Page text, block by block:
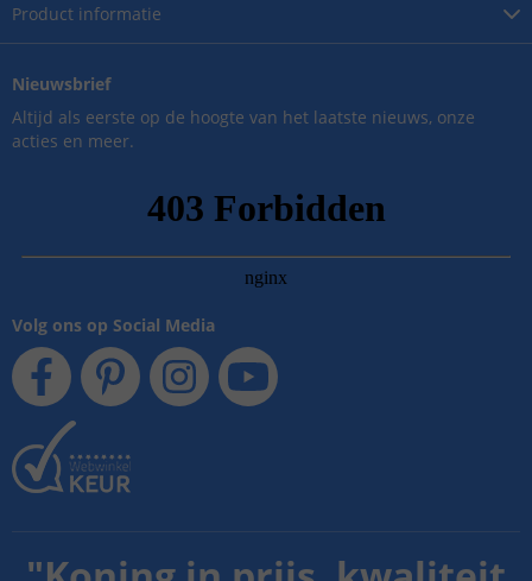
Product informatie
Nieuwsbrief
Altijd als eerste op de hoogte van het laatste nieuws, onze
acties en meer.
Volg ons op Social Media